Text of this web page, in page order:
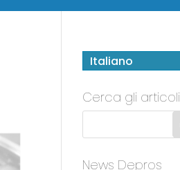
Italiano
Cerca gli articoli
News Depros